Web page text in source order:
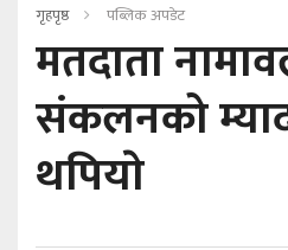
गृहपृष्ठ पब्लिक अपडेट
मतदाता
संकलनको
थपियाे